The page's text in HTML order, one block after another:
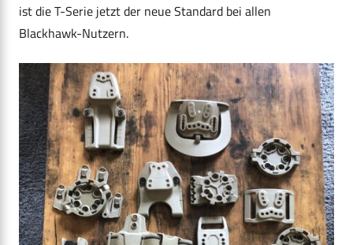
ist die T-Serie jetzt der neue Standard bei allen
Blackhawk-Nutzern.